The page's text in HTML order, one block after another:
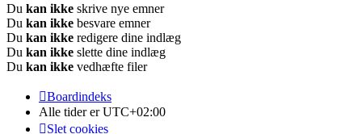
Du kan ikke skrive nye emner
Du kan ikke besvare emner
Du kan ikke redigere dine indlæg
Du kan ikke slette dine indlæg
Du kan ikke vedhæfte filer
Boardindeks
Alle tider erUTC+02:00
Slet cookies